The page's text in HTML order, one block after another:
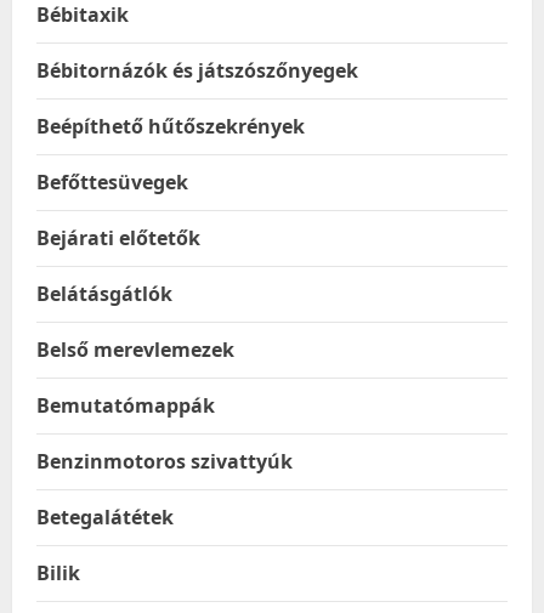
Bébitaxik
Bébitornázók és játszószőnyegek
Beépíthető hűtőszekrények
Befőttesüvegek
Bejárati előtetők
Belátásgátlók
Belső merevlemezek
Bemutatómappák
Benzinmotoros szivattyúk
Betegalátétek
Bilik